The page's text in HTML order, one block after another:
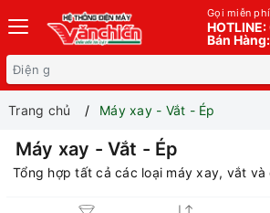
Gọi miễn phí
Bán
Trang chủ Máy xay - Vắt - Ép
Máy xay - Vắt - Ép
Tổng hợp tất cả các loại máy xay, vắt và